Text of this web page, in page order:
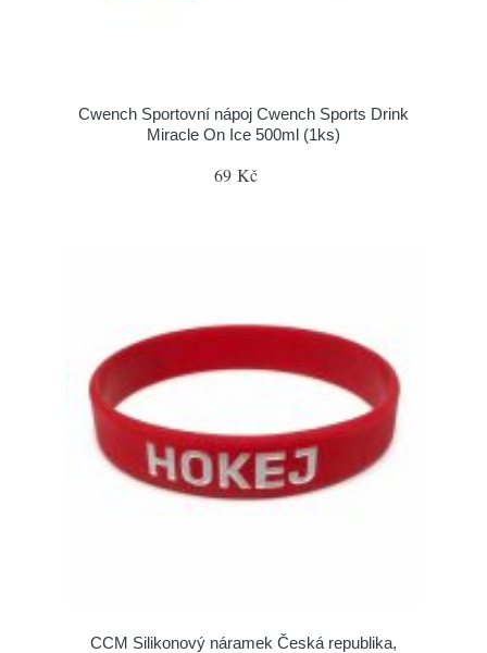
Cwench Sportovní nápoj Cwench Sports Drink
Miracle On Ice 500ml (1ks)
69 Kč
CCM Silikonový náramek Česká republika,